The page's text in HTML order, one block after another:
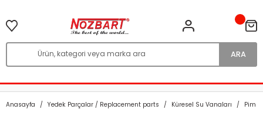
ARA
Anasayfa Yedek Parçalar / Replacement parts Küresel Su Vanaları Pim